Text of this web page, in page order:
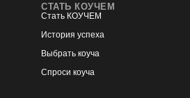
СТАТЬ КОУЧЕМ
Стать КОУЧЕМ
История успеха
Выбрать коуча
Спроси коуча